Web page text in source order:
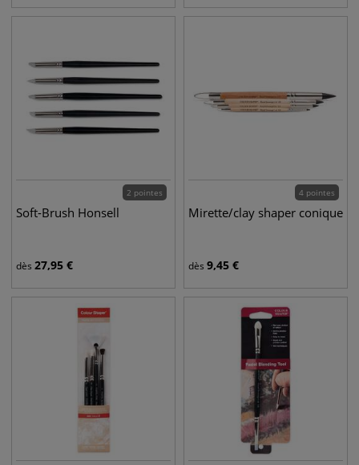
2 pointes
Soft-Brush Honsell
dès 27,95 €
4 pointes
Mirette/clay shaper conique
dès 9,45 €